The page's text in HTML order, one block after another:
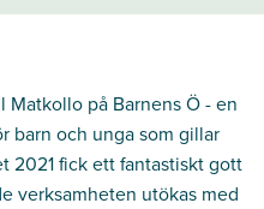
på Barnens Ö - en
barn och unga som gillar
2021 fick ett fantastiskt gott
verksamheten utökas med